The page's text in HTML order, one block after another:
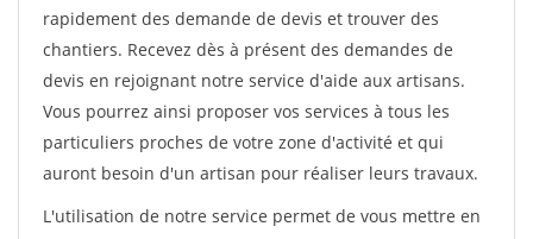
rapidement des demande de devis et trouver des
chantiers. Recevez dès à présent des demandes de
devis en rejoignant notre service d'aide aux artisans.
Vous pourrez ainsi proposer vos services à tous les
particuliers proches de votre zone d'activité et qui
auront besoin d'un artisan pour réaliser leurs travaux.
L'utilisation de notre service permet de vous mettre en